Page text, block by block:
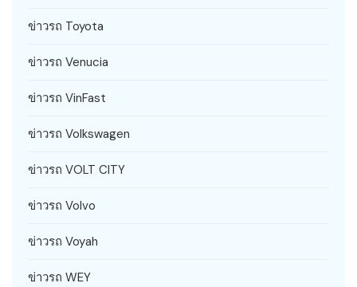
ข่าวรถ Toyota
ข่าวรถ Venucia
ข่าวรถ VinFast
ข่าวรถ Volkswagen
ข่าวรถ VOLT CITY
ข่าวรถ Volvo
ข่าวรถ Voyah
ข่าวรถ WEY